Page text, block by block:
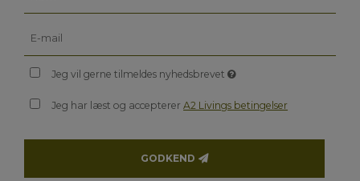
Jeg vil gerne tilmeldes nyhedsbrevet
Jeg har læst og acceptererA2 Livings betingelser
GODKEND